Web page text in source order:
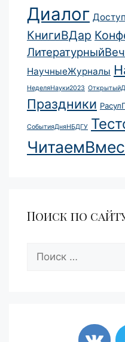
Диалог
КнигиВДар
НаучныеЖурналы
НеделяНауки2023
Праздники
СобытияДняНБДГУ
Поиск по